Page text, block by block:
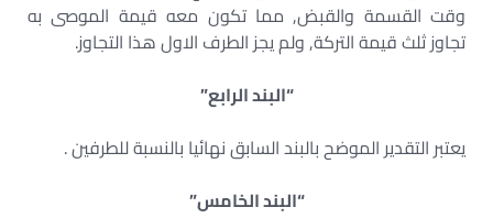
وقت القسمة والقبض, مما تكون معه قيمة الموصى به
تجاوز ثلث قيمة التركة, ولم يجز الطرف الاول هذا التجاوز.
“البند الرابع”
يعتبر التقدير الموضح بالبند السابق نهائيا بالنسبة للطرفين .
“البند الخامس”